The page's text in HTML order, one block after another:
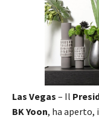
Las Vegas – Il
BK Yoon, ha aperto,